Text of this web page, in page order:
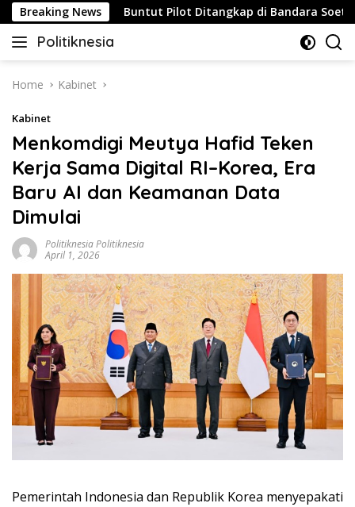
Skip
to
content
Breaking NewsBuntut Pilot Ditangkap di Bandara Soetta,
Politiknesia
Politiknesia.com
Home Kabinet
Kabinet
Menkomdigi Meutya Hafid Teken
Kerja Sama Digital RI–Korea, Era
Baru AI dan Keamanan Data
Dimulai
Politiknesia Politiknesia
April 1, 2026
Pemerintah Indonesia dan Republik Korea menyepakati